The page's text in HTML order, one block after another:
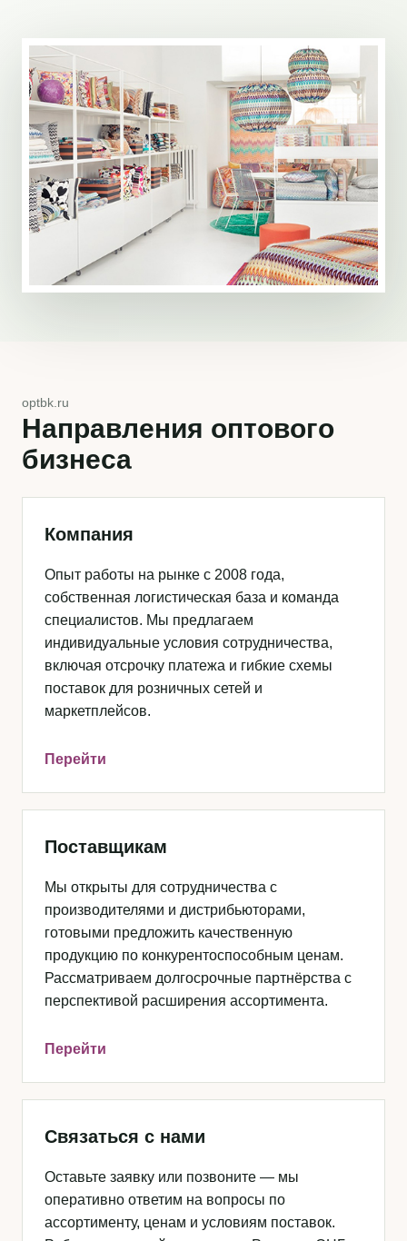
optbk.ru
Направления оптового
бизнеса
Компания
Опыт работы на рынке с 2008 года,
собственная логистическая база и команда
специалистов. Мы предлагаем
индивидуальные условия сотрудничества,
включая отсрочку платежа и гибкие схемы
поставок для розничных сетей и
маркетплейсов.
Перейти
Поставщикам
Мы открыты для сотрудничества с
производителями и дистрибьюторами,
готовыми предложить качественную
продукцию по конкурентоспособным ценам.
Рассматриваем долгосрочные партнёрства с
перспективой расширения ассортимента.
Перейти
Связаться с нами
Оставьте заявку или позвоните — мы
оперативно ответим на вопросы по
ассортименту, ценам и условиям поставок.